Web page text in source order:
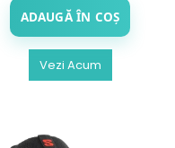
ADAUGĂ ÎN COȘ
Vezi Acum